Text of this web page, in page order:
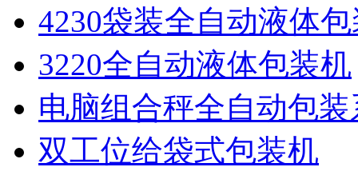
4230袋装全自动液体
3220全自动液体包装机
电脑组合秤全自动包装
双工位给袋式包装机